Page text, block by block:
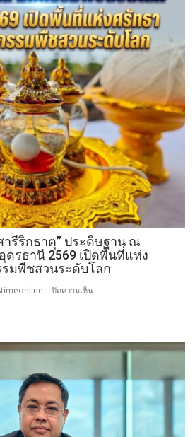
รีริกธาตุ” ประดิษฐาน ณ
รธานี 2569 เปิดพื้นที่แห่ง
มพืชสวนระดับโลก
ปิดความเห็น
ประดิษฐาน
มหกรรม
สวน